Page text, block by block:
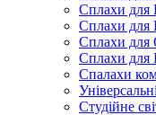
Сплахи для
Сплахи для
Сплахи для
Сплахи для
Спалахи
Студійне